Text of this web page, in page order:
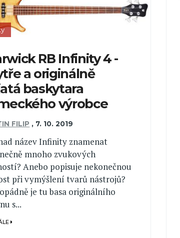
RB Infinity 4 -
a originálně
baskytara
výrobce
FILIP , 7. 10. 2019
název Infinity znamenat
mnoho zvukových
Anebo popisuje nekonečnou
při vymýšlení tvarů nástrojů?
je tu basa originálního
s...